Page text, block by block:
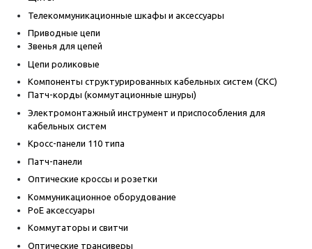
Телекоммуникационные шкафы и аксессуары
Приводные цепи
Звенья для цепей
Цепи роликовые
Компоненты структурированных кабельных систем (СКС)
Патч-корды (коммутационные шнуры)
Электромонтажный инструмент и приспособления для
кабельных систем
Кросс-панели 110 типа
Патч-панели
Оптические кроссы и розетки
Коммуникационное оборудование
PoE аксессуары
Коммутаторы и свитчи
Оптические трансиверы